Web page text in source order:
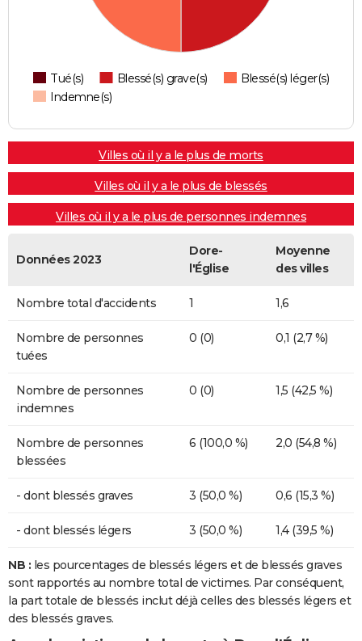
Tué(s) Blessé(s) grave(s)
Blessé(s) léger(s)
Indemne(s)
Villes où il y a le plus de morts
Villes où il y a le plus de blessés
Villes où il y a le plus de personnes indemnes
Données 2023
Dore-
l'Église
Moyenne
des villes
Nombre total d'accidents 1 1,6
Nombre de personnes
tuées
0 (0) 0,1 (2,7 %)
Nombre de personnes
indemnes
0 (0) 1,5 (42,5 %)
Nombre de personnes
blessées
6 (100,0 %) 2,0 (54,8 %)
- dont blessés graves 3 (50,0 %) 0,6 (15,3 %)
- dont blessés légers 3 (50,0 %) 1,4 (39,5 %)
NB : les pourcentages de blessés légers et de blessés graves
sont rapportés au nombre total de victimes. Par conséquent,
la part totale de blessés inclut déjà celles des blessés légers et
des blessés graves.